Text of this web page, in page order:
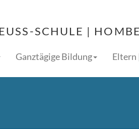
SCHULE |
Ganztägige Bildung Eltern